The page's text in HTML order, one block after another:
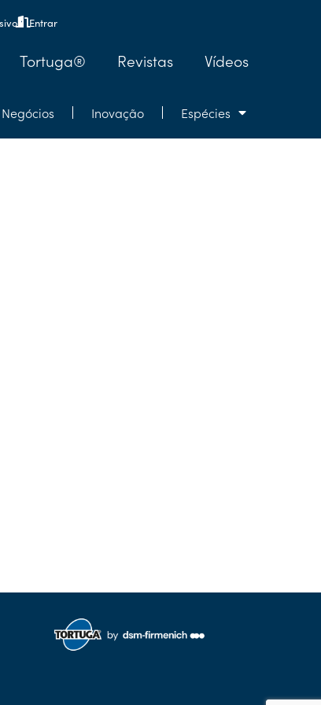
Entrar
Tortuga® Revistas Vídeos
Inovação Espécies